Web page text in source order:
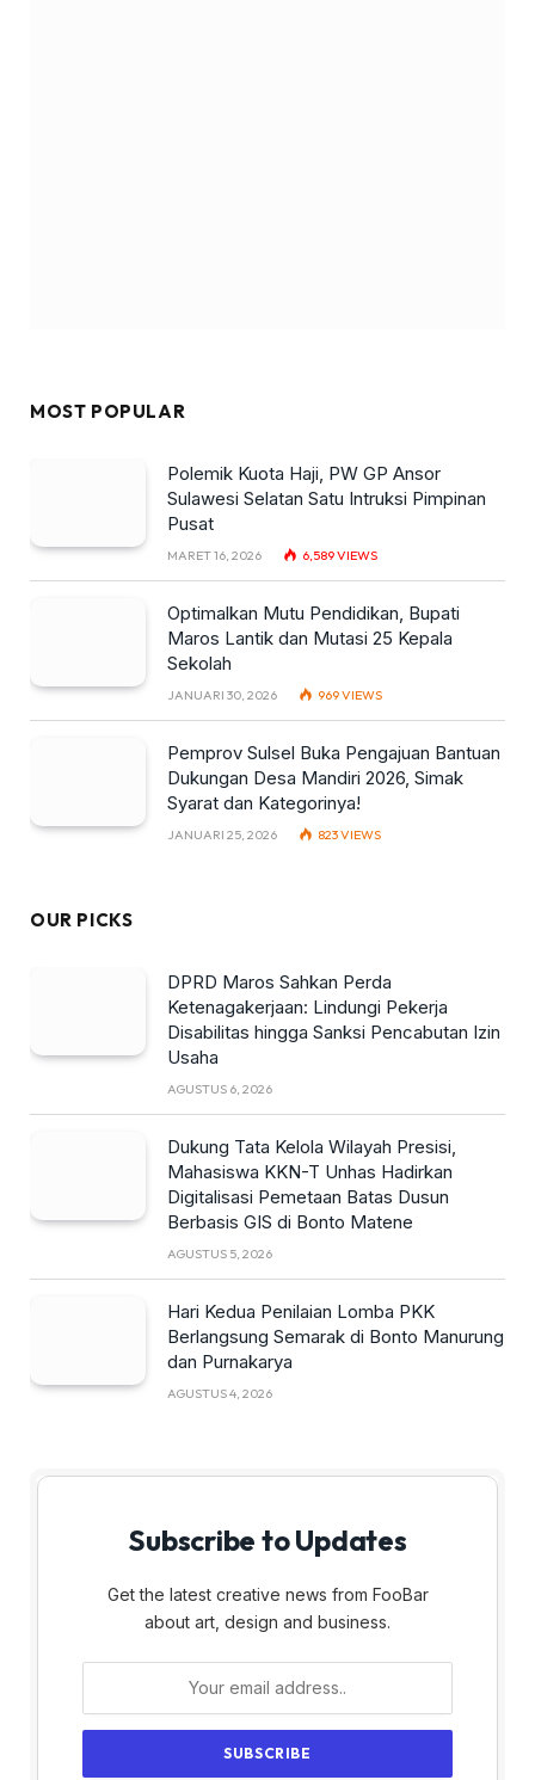
MOST POPULAR
Polemik Kuota Haji, PW GP Ansor
Sulawesi Selatan Satu Intruksi Pimpinan
Pusat
MARET 16, 2026 6,589VIEWS
Optimalkan Mutu Pendidikan, Bupati
Maros Lantik dan Mutasi 25 Kepala
Sekolah
JANUARI 30, 2026 969VIEWS
Pemprov Sulsel Buka Pengajuan Bantuan
Dukungan Desa Mandiri 2026, Simak
Syarat dan Kategorinya!
JANUARI 25, 2026 823VIEWS
OUR PICKS
DPRD Maros Sahkan Perda
Ketenagakerjaan: Lindungi Pekerja
Disabilitas hingga Sanksi Pencabutan Izin
Usaha
AGUSTUS 6, 2026
Dukung Tata Kelola Wilayah Presisi,
Mahasiswa KKN-T Unhas Hadirkan
Digitalisasi Pemetaan Batas Dusun
Berbasis GIS di Bonto Matene
AGUSTUS 5, 2026
Hari Kedua Penilaian Lomba PKK
Berlangsung Semarak di Bonto Manurung
dan Purnakarya
AGUSTUS 4, 2026
Subscribe to Updates
Get the latest creative news from FooBar
about art, design and business.